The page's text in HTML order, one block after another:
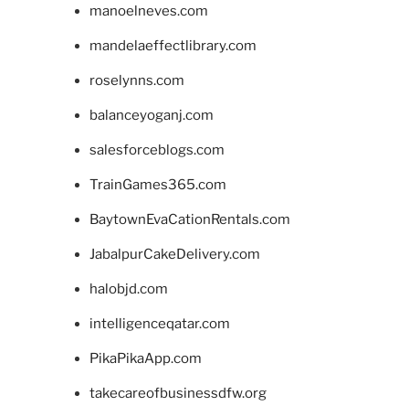
manoelneves.com
mandelaeffectlibrary.com
roselynns.com
balanceyoganj.com
salesforceblogs.com
TrainGames365.com
BaytownEvaCationRentals.com
JabalpurCakeDelivery.com
halobjd.com
intelligenceqatar.com
PikaPikaApp.com
takecareofbusinessdfw.org